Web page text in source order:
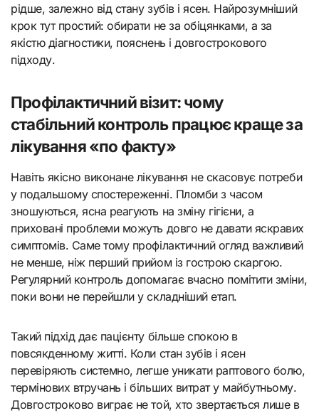
рідше, залежно від стану зубів і ясен. Найрозумніший
крок тут простий: обирати не за обіцянками, а за
якістю діагностики, пояснень і довгострокового
підходу.
Профілактичний візит: чому
стабільний контроль працює краще за
лікування «по факту»
Навіть якісно виконане лікування не скасовує потреби
у подальшому спостереженні. Пломби з часом
зношуються, ясна реагують на зміну гігієни, а
приховані проблеми можуть довго не давати яскравих
симптомів. Саме тому профілактичний огляд важливий
не менше, ніж перший прийом із гострою скаргою.
Регулярний контроль допомагає вчасно помітити зміни,
поки вони не перейшли у складніший етап.
Такий підхід дає пацієнту більше спокою в
повсякденному житті. Коли стан зубів і ясен
перевіряють системно, легше уникати раптового болю,
термінових втручань і більших витрат у майбутньому.
Довгостроково виграє не той, хто звертається лише в